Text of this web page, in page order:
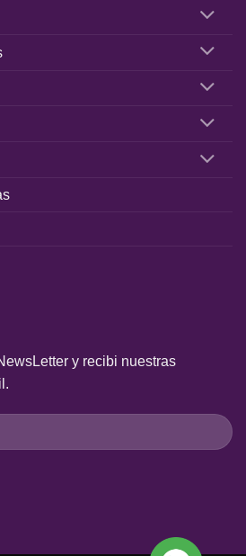
y recibi nuestras